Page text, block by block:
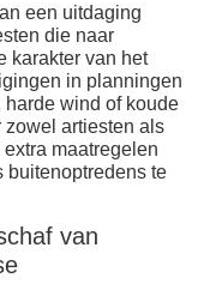
een uitdaging
die naar
karakter van het
in planningen
wind of koude
artiesten als
maatregelen
buitenoptredens te
van